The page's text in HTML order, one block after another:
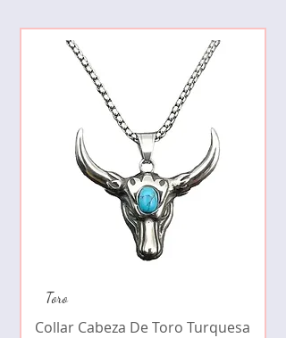
Toro
Collar Cabeza De Toro Turquesa